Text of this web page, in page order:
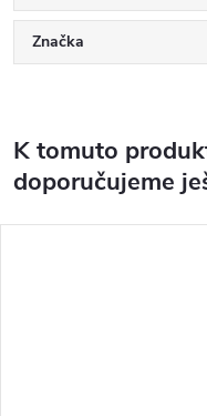
Značka
K tomuto
doporučujeme